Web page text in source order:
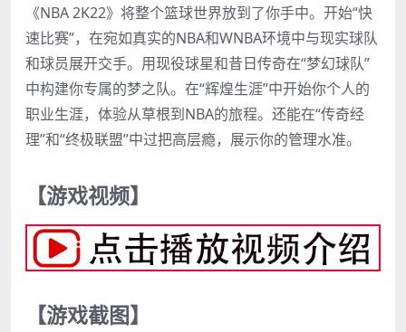
《NBA 2K22》将整个篮球世界放到了你手中。开始“快
速比赛”，在宛如真实的NBA和WNBA环境中与现实球队
和球员展开交手。用现役球星和昔日传奇在“梦幻球队”
中构建你专属的梦之队。在“辉煌生涯”中开始你个人的
职业生涯，体验从草根到NBA的旅程。还能在“传奇经
理”和“终极联盟”中过把高层瘾，展示你的管理水准。
【游戏视频】
【游戏截图】